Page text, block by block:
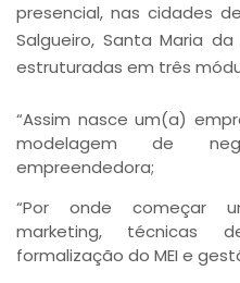
presencial, nas cidades
Salgueiro, Santa Maria
estruturadas em três
“Assim nasce um(a)
modelagem de
empreendedora;
“Por onde começar
marketing, técnicas
formalização do MEI e